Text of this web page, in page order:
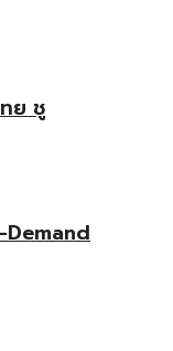
ย ชู
Demand